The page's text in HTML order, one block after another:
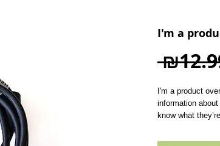
I'm a
I'm a product
information
know what